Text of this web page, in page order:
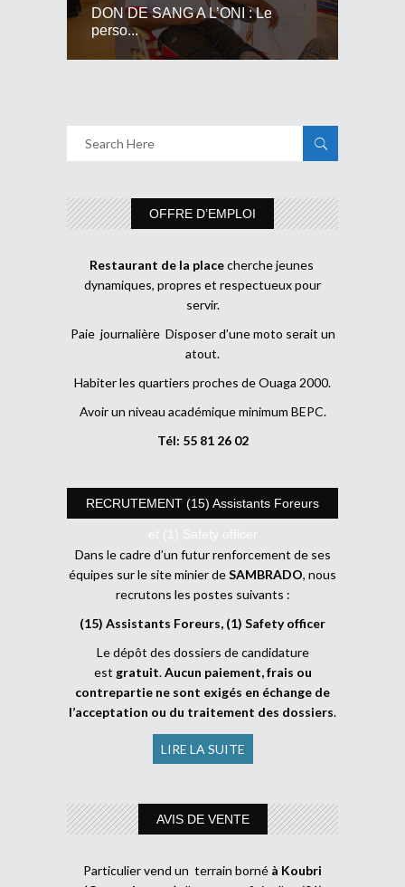
DON DE SANG A L’ONI : Le
perso...
OFFRE D’EMPLOI
Restaurant de la placecherche jeunes
dynamiques, propres et respectueux pour
servir.
Paie journalière Disposer d’une moto serait un
atout.
Habiter les quartiers proches de Ouaga 2000.
Avoir un niveau académique minimum BEPC.
Tél: 55 81 26 02
RECRUTEMENT (15) Assistants Foreurs
et (1) Safety officer
Dans le cadre d’un futur renforcement de ses
équipes sur le site minier deSAMBRADO, nous
recrutons les postes suivants :
(15) Assistants Foreurs, (1) Safety officer
Le dépôt des dossiers de candidature
est gratuit.Aucun paiement, frais ou
contrepartie ne sont exigés en échange de
l’acceptation ou du traitement des dossiers.
LIRE LA SUITE
AVIS DE VENTE
Particulier vend un terrain borné à Koubri